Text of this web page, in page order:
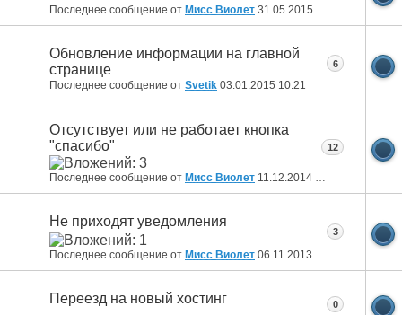
Последнее сообщение от Мисс Виолет 31.05.2015 12:02
Обновление информации на главной
странице
Последнее сообщение от Svetik 03.01.2015 10:21
6
Отсутствует или не работает кнопка
"спасибо"
Последнее сообщение от Мисс Виолет 11.12.2014
12
Не приходят уведомления
Последнее сообщение от Мисс Виолет 06.11.2013
3
Переезд на новый хостинг 0